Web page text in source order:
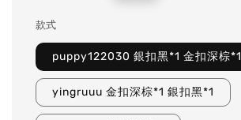
款式
puppy122030 銀扣黑*1 金扣深棕*1
yingruuu 金扣深棕*1 銀扣黑*1